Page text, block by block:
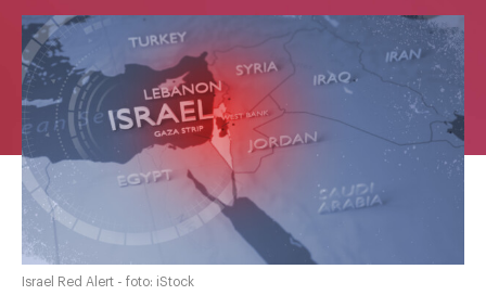
Israel Red Alert - foto: iStock